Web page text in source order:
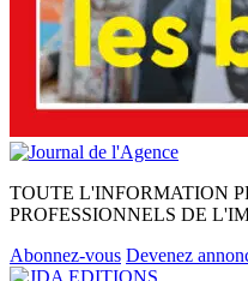
TOUTE L'INFORMATION
PROFESSIONNELS DE
Abonnez-vous Devenez